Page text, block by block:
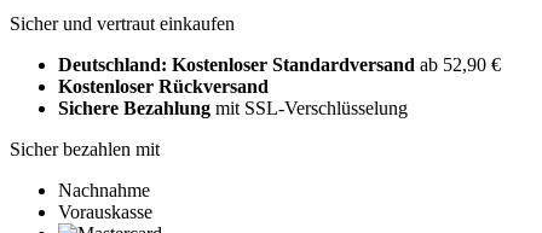
Sicher und vertraut einkaufen
Deutschland: Kostenloser Standardversand ab 52,90 €
Kostenloser Rückversand
Sichere Bezahlung mit SSL-Verschlüsselung
Sicher bezahlen mit
Nachnahme
Vorauskasse